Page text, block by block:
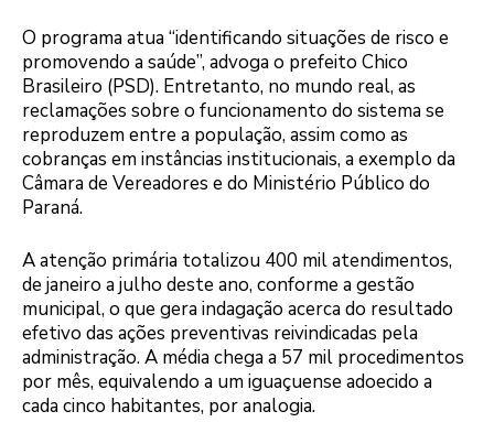
O programa atua “identificando situações de risco e
promovendo a saúde”, advoga o prefeito Chico
Brasileiro (PSD). Entretanto, no mundo real, as
reclamações sobre o funcionamento do sistema se
reproduzem entre a população, assim como as
cobranças em instâncias institucionais, a exemplo da
Câmara de Vereadores e do Ministério Público do
Paraná.
A atenção primária totalizou 400 mil atendimentos,
de janeiro a julho deste ano, conforme a gestão
municipal, o que gera indagação acerca do resultado
efetivo das ações preventivas reivindicadas pela
administração. A média chega a 57 mil procedimentos
por mês, equivalendo a um iguaçuense adoecido a
cada cinco habitantes, por analogia.